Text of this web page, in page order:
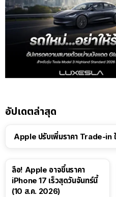
อัปเดตล่าสุด
Apple ปรับเพิ่มราคา Trade-in
ลือ! Apple อาจขึ้นราคา
iPhone 17 เร็วสุดวันจันทร์นี้
(10 ส.ค. 2026)